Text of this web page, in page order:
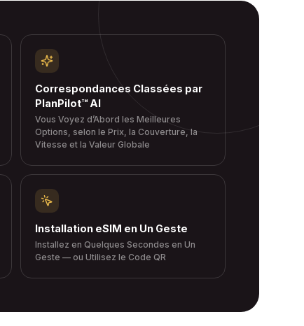
Correspondances Classées par
PlanPilot™ AI
Vous Voyez d’Abord les Meilleures
Options, selon le Prix, la Couverture, la
Vitesse et la Valeur Globale
Installation eSIM en Un Geste
Installez en Quelques Secondes en Un
Geste — ou Utilisez le Code QR